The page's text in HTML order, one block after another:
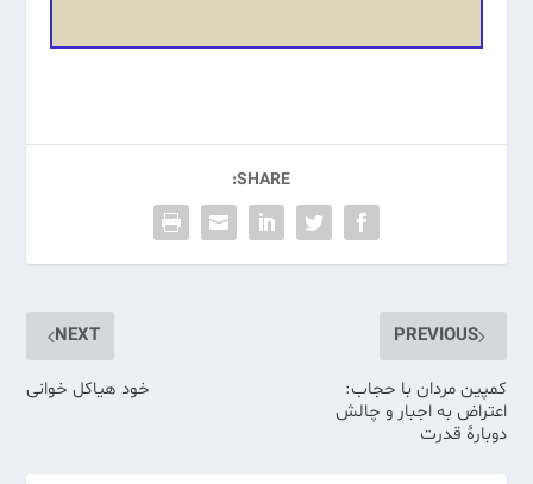
SHARE:
PREVIOUS
کمپین مردان با حجاب:
اعتراض به اجبار و چالش
دوبارهٔ قدرت
NEXT
خود هیاکل خوانی